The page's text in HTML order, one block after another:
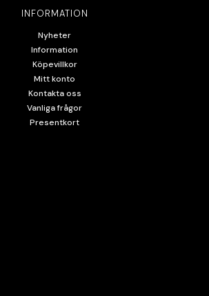
INFORMATION
Nyheter
Information
Köpevillkor
Mitt konto
Kontakta oss
Vanliga frågor
Presentkort